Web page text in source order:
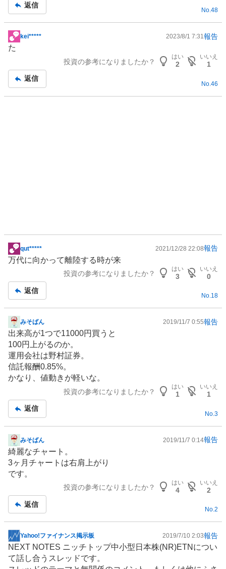
事
返信
No.48
掲
示
事
kei***** 2023/8/1 7:31報告
た
投資の参考になりましたか？
はい
2
いいえ
1
返信
No. 46
掲
示
事
qut***** 2021/12/28 22:08報告
万代に向かって離陸する時が来
投資の参考になりましたか？
はい
3
いいえ
0
返信
No.18
掲
示
板
記
事
みそばん 2019/11/7 0:55報告
出来高が1つで11000円買うと
100円上がるのか。
運用会社は野村証券。
信託報酬0.85%。
かなり、値動きが軽いな。
投資の参考になりましたか？
はい
1
いいえ
1
返信
No. 3
掲
示
板
記
みそばん 2019/11/7 0:14報告
綺麗なチャート。
3ヶ月チャートは右肩上がり
です。
投資の参考になりましたか？
はい
4
いいえ
2
返信
No.2
掲
示
板
Yahoo!ファイナンス掲示板 2019/7/10 2:03報告
NEXT NOTES ニッチトップ中小型日本株(NR)ETNについ
て話し合うスレッドです。